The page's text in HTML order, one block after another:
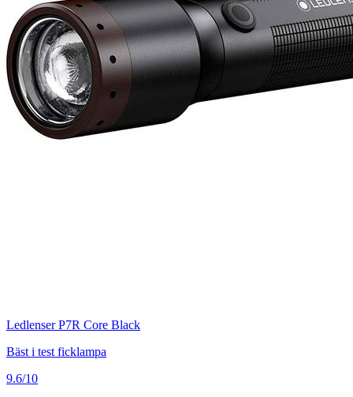
Ledlenser P7R Core Black
Bäst i test ficklampa
9.6/10